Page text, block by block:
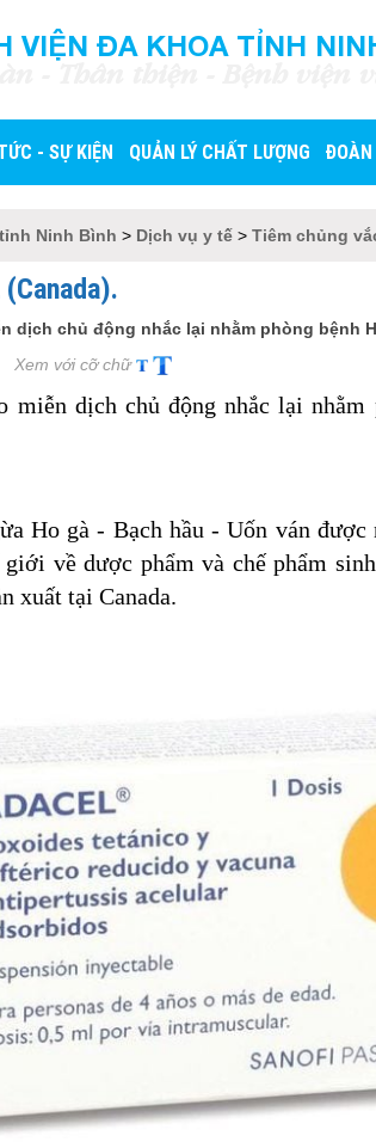
VIỆN ĐA KHOA TỈNH
- SỰ KIỆN QUẢN LÝ CHẤT LƯỢNG
Ninh Bình > Dịch vụ y tế > Tiêm chủng
(Canada).
dịch chủ động nhắc lại nhằm phòng bệnh
Xem với cỡ chữ
miễn dịch chủ động nhắc lại nhằm
Ho gà - Bạch hầu - Uốn ván
giới về dược phẩm và chế phẩm
xuất tại Canada.